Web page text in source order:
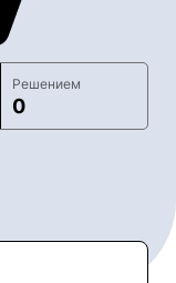
Решением
0